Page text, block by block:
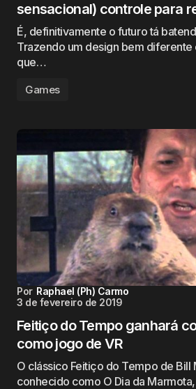
sensacional) controle para
É, definitivamente o futuro tá
Trazendo um design bem diferente
que…
Games
Por Raphael (Ph) Carmo
3 de fevereiro de 2019
Feitiço do Tempo ganhará
como jogo de VR
O clássico Feitiço do Tempo de Bill
conhecido como O Dia da